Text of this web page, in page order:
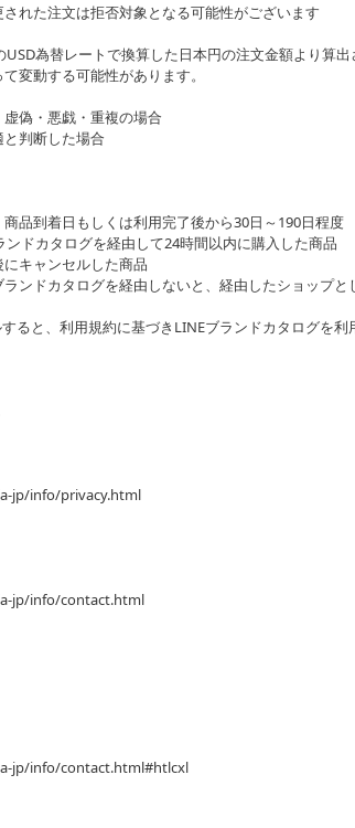
された注文は拒否対象となる可能性がございます
為替レートで換算した日本円の注文金額より算
変動する可能性があります。
虚偽・悪戯・重複の場合
と判断した場合
商品到着日もしくは利用完了後から30日～190日程度
ンドカタログを経由して24時間以内に購入した商品
キャンセルした商品
ンドカタログを経由しないと、経由したショップと
ると、利用規約に基づきLINEブランドカタログを利
jp/info/privacy.html
jp/info/contact.html
jp/info/contact.html#htlcxl